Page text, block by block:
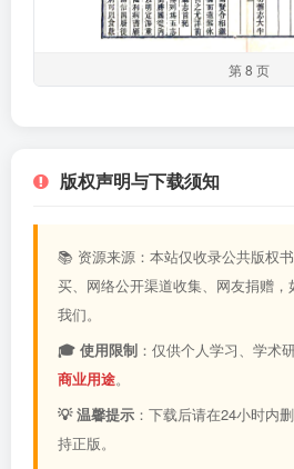
第 8 页
版权声明与下载须知
📚 资源来源：本站仅收录公共版权
买、网络公开渠道收集、网友捐赠
我们。
🎓 使用限制 ：仅供个人学习、学术
商业用途。
💡 温馨提示 ：下载后请在24小时内
持正版。